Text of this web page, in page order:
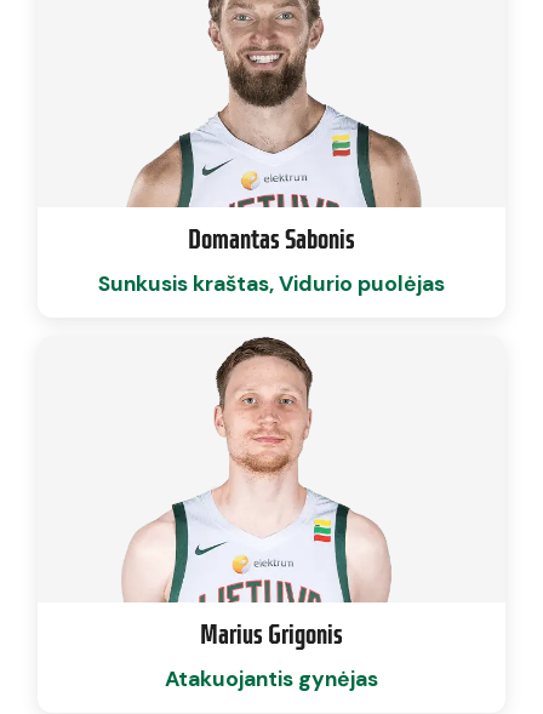
Domantas Sabonis
Sunkusis kraštas, Vidurio puolėjas
Marius Grigonis
Atakuojantis gynėjas